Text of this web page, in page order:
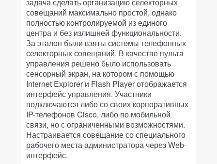
совещаний максимально простой, однако
полностью контролируемой из единого
центра и без излишней функциональности.
За эталон были взяты системы телефонных
селекторных совещаний. В качестве пульта
управления решено было использовать
сенсорный экран, на котором с помощью
Internet Explorer и Flash Player отображается
интерфейс управления. Участники
подключаются либо со своих корпоративных
IP-телефонов Cisco, либо по мобильной
связи, но с ограниченными возможностями.
Настраивается совещание со специального
рабочего места администратора через Web-
интерфейс.